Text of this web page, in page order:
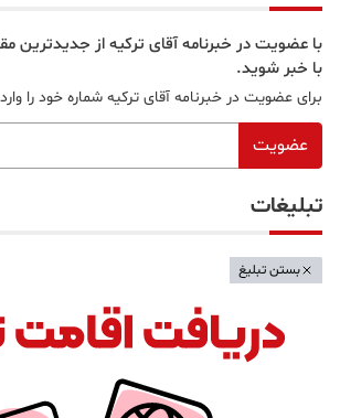
با عضویت در خبرنامه آقای ترکیه از جدیدترین
با خبر شوید.
برای عضویت در خبرنامه آقای ترکیه شماره خود را
عضویت
تبلیغات
بستن تبلیغ